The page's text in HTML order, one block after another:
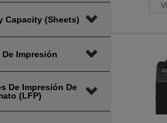
Capacity (sheets)
Impresión
De Impresión De
(LFP)